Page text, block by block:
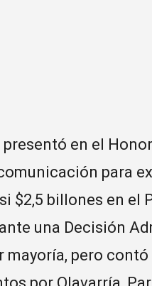
en el
para
$2,5 billones en el
una Decisión
pero